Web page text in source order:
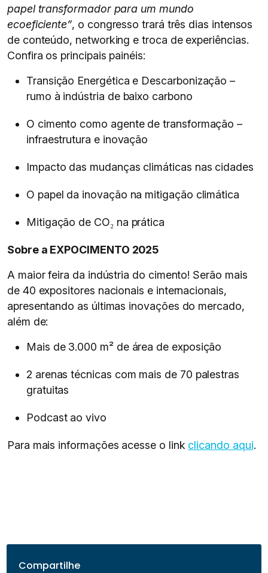
papel transformador para um mundo
ecoeficiente”, o congresso trará três dias intensos
de conteúdo, networking e troca de experiências.
Confira os principais painéis:
Transição Energética e Descarbonização –
rumo à indústria de baixo carbono
O cimento como agente de transformação –
infraestrutura e inovação
Impacto das mudanças climáticas nas cidades
O papel da inovação na mitigação climática
Mitigação de CO₂ na prática
Sobre a EXPOCIMENTO 2025
A maior feira da indústria do cimento! Serão mais
de 40 expositores nacionais e internacionais,
apresentando as últimas inovações do mercado,
além de:
Mais de 3.000 m² de área de exposição
2 arenas técnicas com mais de 70 palestras
gratuitas
Podcast ao vivo
Para mais informações acesse o link clicando aqui.
Compartilhe